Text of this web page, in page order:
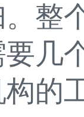
整
几
的